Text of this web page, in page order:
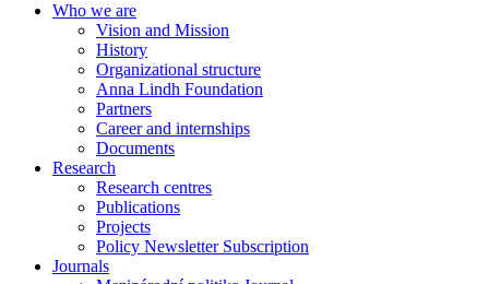
Who we are
Vision and Mission
History
Organizational structure
Anna Lindh Foundation
Partners
Career and internships
Documents
Research
Research centres
Publications
Projects
Policy Newsletter Subscription
Journals